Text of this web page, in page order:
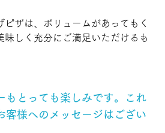
ピザは、ボリュームがあってもく
味しく充分にご満足いただけるも
とっても楽しみです。これ
客様へのメッセージはござい